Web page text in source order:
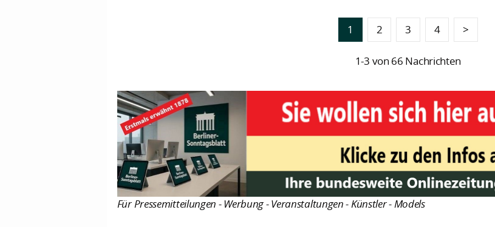
1 2 3 4 >
1-3 von 66 Nachrichten
Für Pressemitteilungen - Werbung - Veranstaltungen - Künstler - Models